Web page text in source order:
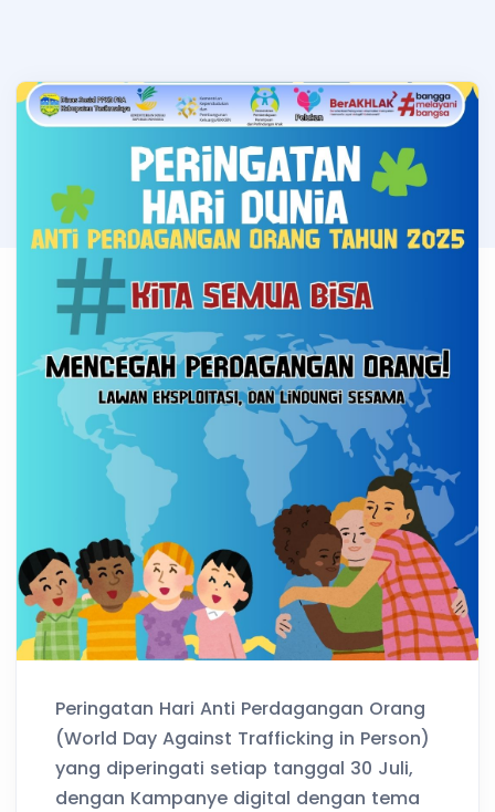
Peringatan Hari Anti Perdagangan Orang
(World Day Against Trafficking in Person)
yang diperingati setiap tanggal 30 Juli,
dengan Kampanye digital dengan tema